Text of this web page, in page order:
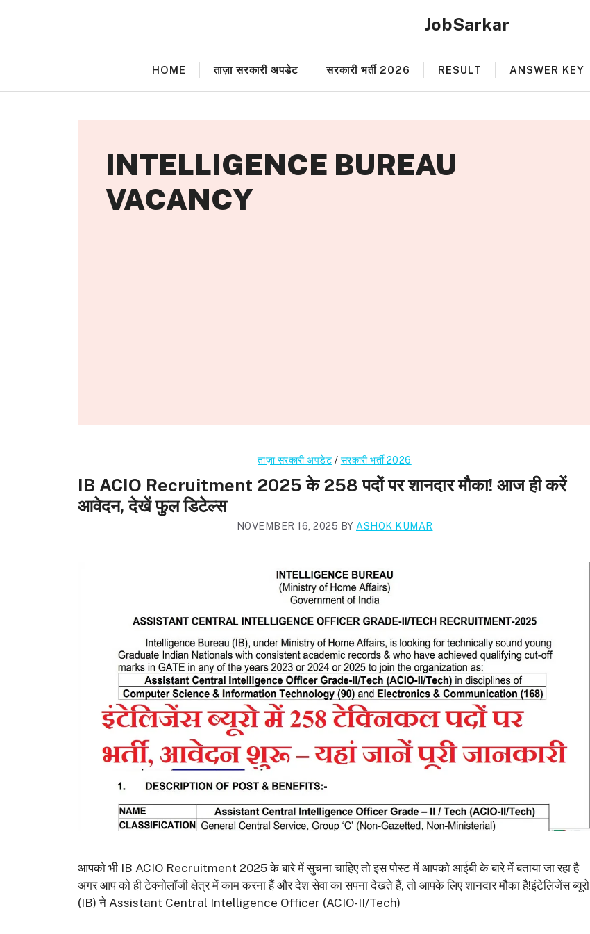
JobSarkar
HOME ताज़ा सरकारी अपडेट सरकारी भर्ती 2026 RESULT ANSWER KEY
INTELLIGENCE BUREAU
VACANCY
ताज़ा सरकारी अपडेट / सरकारी भर्ती 2026
IB ACIO Recruitment 2025 के 258 पदों पर शानदार मौका! आज ही करें
आवेदन, देखें फुल डिटेल्स
NOVEMBER 16, 2025 BY ASHOK KUMAR
आपको भी IB ACIO Recruitment 2025 के बारे में सुचना चाहिए तो इस पोस्ट में आपको आईबी के बारे में बताया जा रहा है
अगर आप को ही टेक्नोलॉजी क्षेत्र में काम करना हैं और देश सेवा का सपना देखते हैं, तो आपके लिए शानदार मौका है!इंटेलिजेंस ब्यूरो
(IB) ने Assistant Central Intelligence Officer (ACIO-II/Tech)